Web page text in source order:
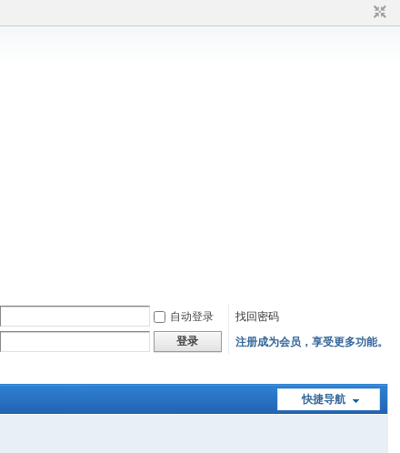
自动登录
找回密码
登录 注册成为会员，享受更多功能。
快捷导航